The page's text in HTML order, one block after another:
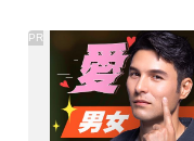
PR